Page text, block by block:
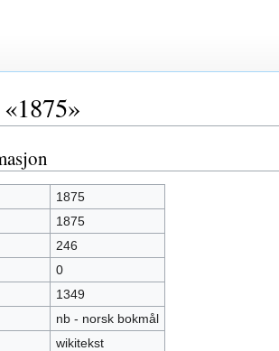
1875
1875
246
0
1349
nb - norsk bokmål
wikitekst